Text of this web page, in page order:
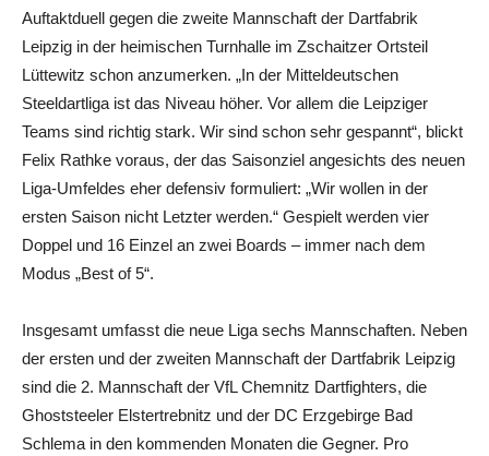
Auftaktduell gegen die zweite Mannschaft der Dartfabrik
Leipzig in der heimischen Turnhalle im Zschaitzer Ortsteil
Lüttewitz schon anzumerken. „In der Mitteldeutschen
Steeldartliga ist das Niveau höher. Vor allem die Leipziger
Teams sind richtig stark. Wir sind schon sehr gespannt“, blickt
Felix Rathke voraus, der das Saisonziel angesichts des neuen
Liga-Umfeldes eher defensiv formuliert: „Wir wollen in der
ersten Saison nicht Letzter werden.“ Gespielt werden vier
Doppel und 16 Einzel an zwei Boards – immer nach dem
Modus „Best of 5“.
Insgesamt umfasst die neue Liga sechs Mannschaften. Neben
der ersten und der zweiten Mannschaft der Dartfabrik Leipzig
sind die 2. Mannschaft der VfL Chemnitz Dartfighters, die
Ghoststeeler Elstertrebnitz und der DC Erzgebirge Bad
Schlema in den kommenden Monaten die Gegner. Pro